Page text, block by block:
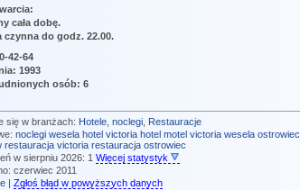
cała dobę.
czynna do godz. 22.00.
42-64
1993
osób: 6
się w branżach: Hotele, noclegi, Restauracje
noclegi wesela hotel victoria hotel motel victoria wesela ostrowiec
restauracja victoria restauracja ostrowiec
w sierpniu 2026: 1 Więcej statystyk
czerwiec 2011
| Zgłoś błąd w powyższych danych